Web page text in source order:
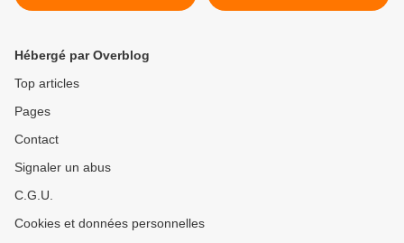
CHIFFRES POUR MENER
Hébergé par Overblog
Top articles
Pages
Contact
Signaler un abus
C.G.U.
Cookies et données personnelles